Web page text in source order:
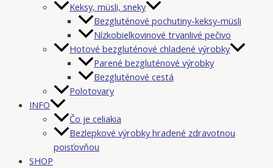
Keksy, müsli, sneky
Bezgluténové pochutiny-keksy-müsli
Nízkobielkovinové trvanlivé pečivo
Hotové bezgluténové chladené výrobky
Parené bezgluténové výrobky
Bezgluténové cestá
Polotovary
INFO
Čo je celiakia
Bezlepkové výrobky hradené zdravotnou
poisťovňou
SHOP